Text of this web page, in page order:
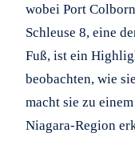
wobei Port
Schleuse 8, eine
Fuß, ist ein
beobachten, wie
macht sie zu
Niagara-Region